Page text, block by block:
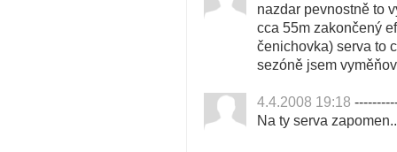
nazdar pevnostně to
cca 55m zakončený
čenichovka) serva to
sezóně jsem
4.4.2008 19:18
Na ty serva